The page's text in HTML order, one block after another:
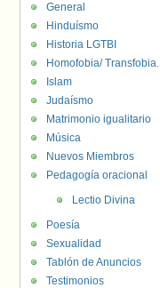
General
Hinduísmo
Historia LGTBI
Homofobia/ Transfobia.
Islam
Judaísmo
Matrimonio igualitario
Música
Nuevos Miembros
Pedagogía oracional
Lectio Divina
Poesía
Sexualidad
Tablón de Anuncios
Testimonios